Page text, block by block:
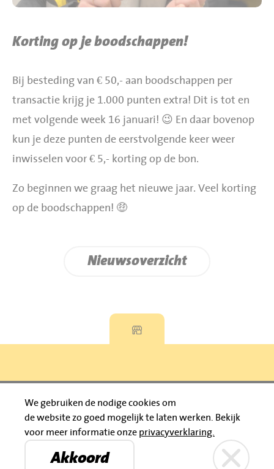
Korting op je boodschappen!
Bij besteding van € 50,- aan boodschappen per
transactie krijg je 1.000 punten extra! Dit is tot en
met volgende week 16 januari! 😉 En daar bovenop
kun je deze punten de eerstvolgende keer weer
inwisselen voor € 5,- korting op de bon.
Zo beginnen we graag het nieuwe jaar. Veel korting
op de boodschappen! 🤑
Nieuwsoverzicht
Bruïneplein Petenbos
Privacyverklaring
© 2026 Jumbo Huibers
IBAN: NL92 RABO 0395111021
We gebruiken de nodige cookies om
de website zo goed mogelijk te laten werken.
Bekijk
voor meer informatie onze privacyverklaring.
Akkoord